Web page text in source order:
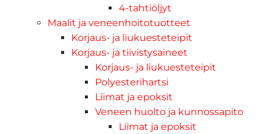
4-tahtiöljyt
Maalit ja veneenhoitotuotteet
Korjaus- ja liukuesteteipit
Korjaus- ja tiivistysaineet
Korjaus- ja liukuesteteipit
Polyesterihartsi
Liimat ja epoksit
Veneen huolto ja kunnossapito
Liimat ja epoksit